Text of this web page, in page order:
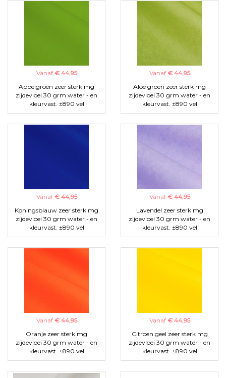
Vanaf € 44,95
Appelgroen zeer sterk mg
zijdevloei 30 grm water - en
kleurvast. ±890 vel
Vanaf € 44,95
Aloë groen zeer sterk mg
zijdevloei 30 grm water - en
kleurvast. ±890 vel
Vanaf € 44,95
Koningsblauw zeer sterk mg
zijdevloei 30 grm water - en
kleurvast. ±890 vel
Vanaf € 44,95
Lavendel zeer sterk mg
zijdevloei 30 grm water - en
kleurvast. ±890 vel
Vanaf € 44,95
Oranje zeer sterk mg
zijdevloei 30 grm water - en
kleurvast. ±890 vel
Vanaf € 44,95
Citroen geel zeer sterk mg
zijdevloei 30 grm water - en
kleurvast. ±890 vel